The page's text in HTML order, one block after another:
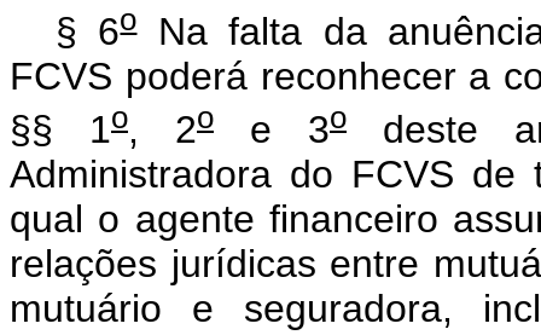
§ 6oNa falta da
FCVS poderá reconhecer a
§§ 1o, 2o e 3o deste
Administradora do FCVS de
qual o agente financeiro
relações jurídicas entre
mutuário e seguradora,